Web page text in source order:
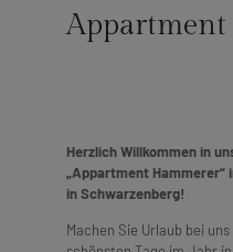
Herzlich Willkommen in
„Appartment Hammerer“
in Schwarzenberg!
Machen Sie Urlaub bei